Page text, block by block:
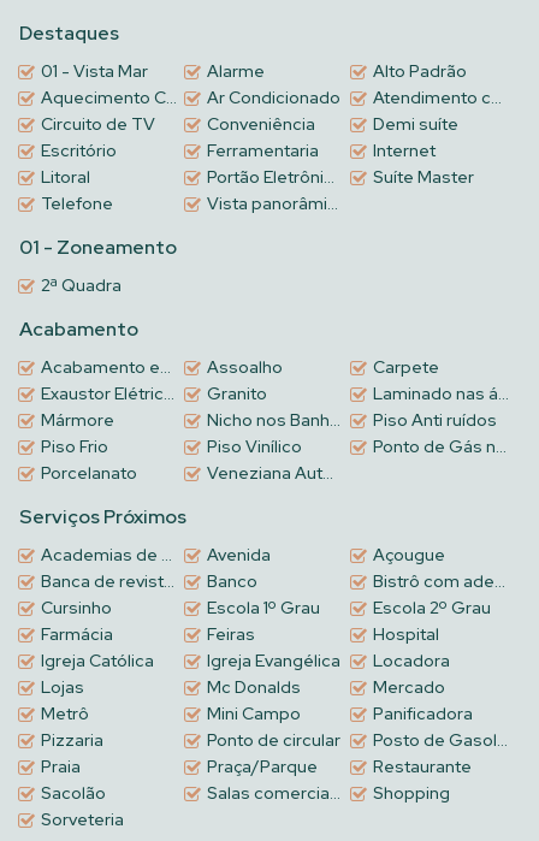
Destaques
01 - Vista Mar Alarme
Alto Padrão
Aquecimento Central
Ar Condicionado
Atendimento com Café da Manhã
Circuito de TV
Conveniência
Demi suíte
Escritório
Ferramentaria
Internet
Litoral
Portão Eletrônico
Suíte Master
Telefone
Vista panorâmica
01 - Zoneamento
2ª Quadra
Acabamento
Acabamento em gesso Assoalho
Carpete
Exaustor Elétrico na Churrasqueira
Granito
Laminado nas áreas intimas
Mármore
Nicho nos Banheiros
Piso Anti ruídos
Piso Frio
Piso Vinílico
Ponto de Gás na Churrasqueira
Porcelanato
Veneziana Automatizada
Serviços Próximos
Academias de ginástica Avenida
Açougue
Banca de revistas
Banco
Bistrô com adega
Cursinho
Escola 1º Grau
Escola 2º Grau
Farmácia
Feiras
Hospital
Igreja Católica
Igreja Evangélica
Locadora
Lojas
Mc Donalds
Mercado
Metrô
Mini Campo
Panificadora
Pizzaria
Ponto de circular
Posto de Gasolina
Praia
Praça/Parque
Restaurante
Sacolão
Salas comerciais no Térreo
Shopping
Sorveteria